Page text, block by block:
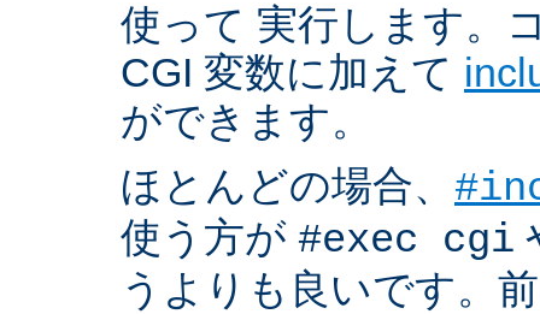
使って 実行します。
CGI 変数に加えて
ができます。
ほとんどの場合、
使う方が #exec cgi
うよりも良いです。